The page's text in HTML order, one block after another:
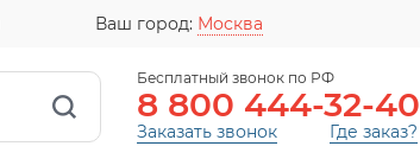
Ваш город: Москва
Бесплатный звонок по РФ
8 800 444-32-40
Заказать звонок Где заказ?